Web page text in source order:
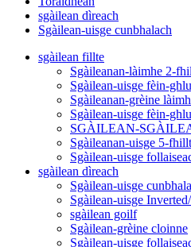
sgàilean dìreach
Sgàilean-uisge cunbhalach
sgàilean fillte
Sgàileanan-làimhe 2-
Sgàilean-uisge fèin-
Sgàileanan-grèine
Sgàilean-uisge fèin-
SGÀILEAN-
Sgàileanan-uisge 5-
Sgàilean-uisge
sgàilean dìreach
Sgàilean-uisge
Sgàilean-uisge
sgàilean goilf
Sgàilean-grèine cloinne
Sgàilean-uisge